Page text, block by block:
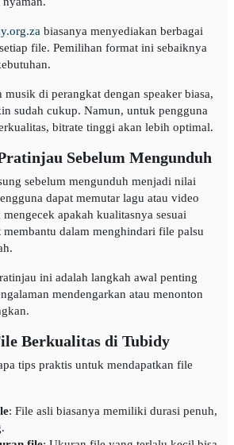
biasanya menyediakan berbagai
file. Pemilihan format ini sebaiknya
di perangkat dengan speaker biasa,
sudah cukup. Namun, untuk pengguna
bitrate tinggi akan lebih optimal.
Sebelum Mengunduh
sebelum mengunduh menjadi nilai
dapat memutar lagu atau video
apakah kualitasnya sesuai
membantu dalam menghindari file palsu
ini adalah langkah awal penting
mendengarkan atau menonton
Berkualitas di Tubidy
tips praktis untuk mendapatkan file
: File asli biasanya memiliki durasi penuh,